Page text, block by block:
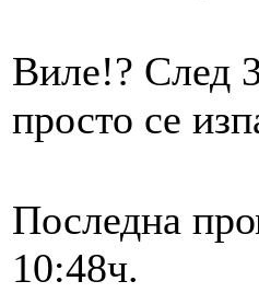
Виле!? След
просто се
Последна
10:48ч.